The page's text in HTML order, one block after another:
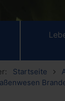
Startseite